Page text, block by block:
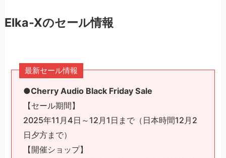
Elka-Xのセール情報
最新セール情報
●Cherry Audio Black Friday Sale
【セール期間】
2025年11月4日～12月1日まで（日本時間12月2
日夕方まで）
【開催ショップ】